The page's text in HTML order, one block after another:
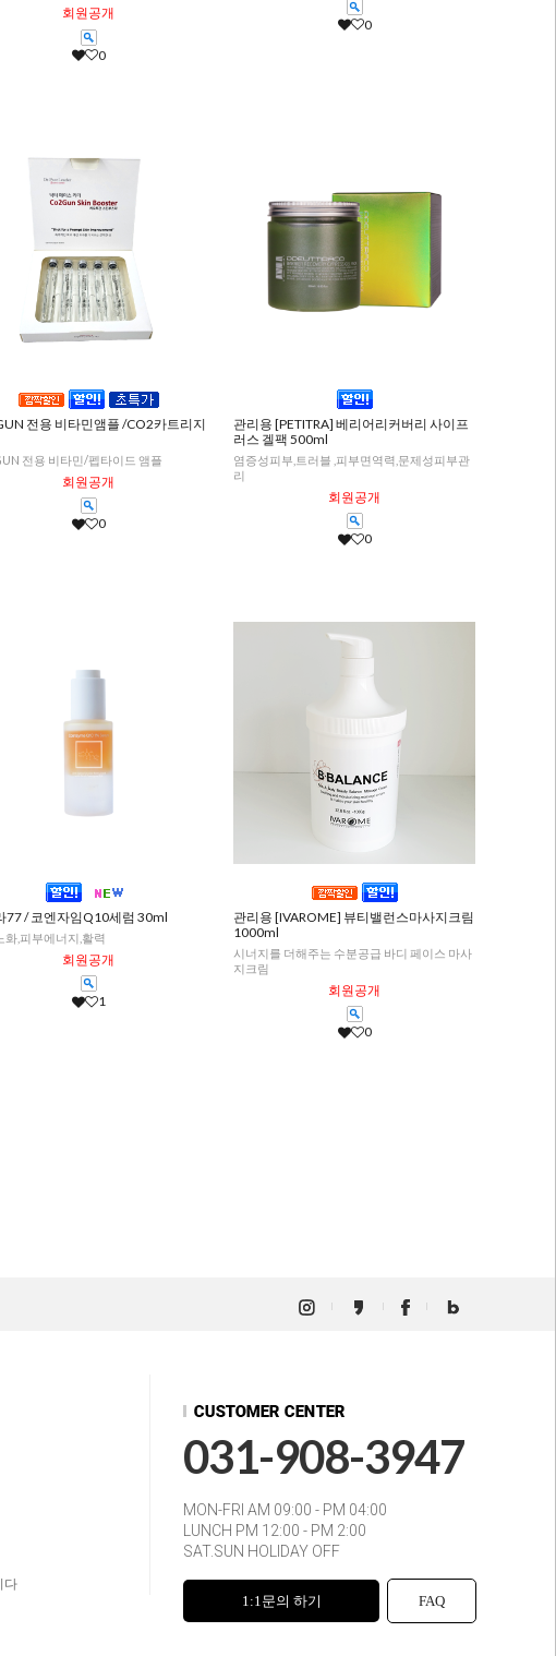
회원공개
0
0
전용 비타민앰플 /CO2카트리지
전용 비타민/펩타이드 앰플
회원공개
0
관리용 [PETITRA] 베리어리커버리 사이프
러스 겔팩 500ml
염증성피부,트러블 ,피부면역력,문제성피부관
리
회원공개
0
77 / 코엔자임Q10세럼 30ml
화,피부에너지,활력
회원공개
1
관리용 [IVAROME] 뷰티밸런스마사지크림
1000ml
시너지를 더해주는 수분공급 바디 페이스 마사
지크림
회원공개
0
다
031-908-3947
MON-FRI AM 09:00 - PM 04:00
LUNCH PM 12:00 - PM 2:00
SAT.SUN HOLIDAY OFF
1:1문의 하기 FAQ